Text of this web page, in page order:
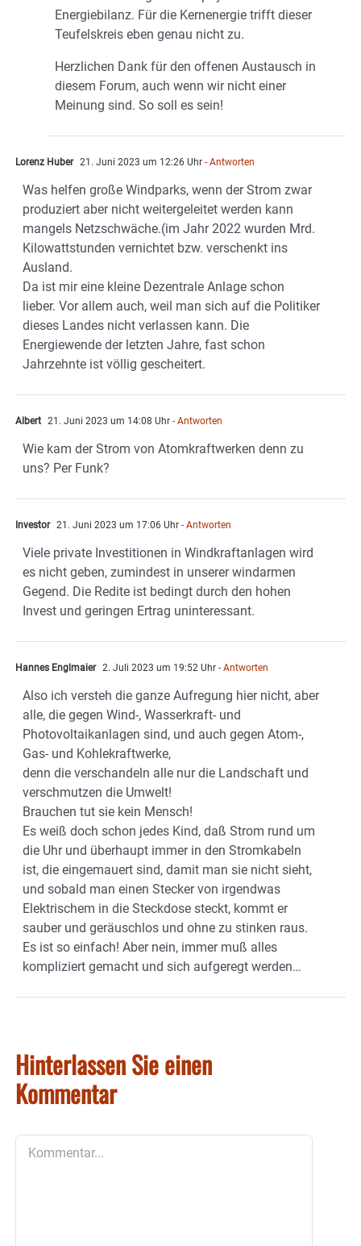
Energiebilanz. Für die Kernenergie trifft dieser
Teufelskreis eben genau nicht zu.
Herzlichen Dank für den offenen Austausch in
diesem Forum, auch wenn wir nicht einer
Meinung sind. So soll es sein!
Lorenz Huber 21. Juni 2023 um 12:26 Uhr - Antworten
Was helfen große Windparks, wenn der Strom zwar
produziert aber nicht weitergeleitet werden kann
mangels Netzschwäche.(im Jahr 2022 wurden Mrd.
Kilowattstunden vernichtet bzw. verschenkt ins
Ausland.
Da ist mir eine kleine Dezentrale Anlage schon
lieber. Vor allem auch, weil man sich auf die Politiker
dieses Landes nicht verlassen kann. Die
Energiewende der letzten Jahre, fast schon
Jahrzehnte ist völlig gescheitert.
Albert 21. Juni 2023 um 14:08 Uhr - Antworten
Wie kam der Strom von Atomkraftwerken denn zu
uns? Per Funk?
Investor 21. Juni 2023 um 17:06 Uhr - Antworten
Viele private Investitionen in Windkraftanlagen wird
es nicht geben, zumindest in unserer windarmen
Gegend. Die Redite ist bedingt durch den hohen
Invest und geringen Ertrag uninteressant.
Hannes Englmaier 2. Juli 2023 um 19:52 Uhr - Antworten
Also ich versteh die ganze Aufregung hier nicht, aber
alle, die gegen Wind-, Wasserkraft- und
Photovoltaikanlagen sind, und auch gegen Atom-,
Gas- und Kohlekraftwerke,
denn die verschandeln alle nur die Landschaft und
verschmutzen die Umwelt!
Brauchen tut sie kein Mensch!
Es weiß doch schon jedes Kind, daß Strom rund um
die Uhr und überhaupt immer in den Stromkabeln
ist, die eingemauert sind, damit man sie nicht sieht,
und sobald man einen Stecker von irgendwas
Elektrischem in die Steckdose steckt, kommt er
sauber und geräuschlos und ohne zu stinken raus.
Es ist so einfach! Aber nein, immer muß alles
kompliziert gemacht und sich aufgeregt werden…
Hinterlassen Sie einen
Kommentar